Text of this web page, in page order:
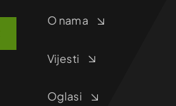
O nama
Vijesti
Oglasi